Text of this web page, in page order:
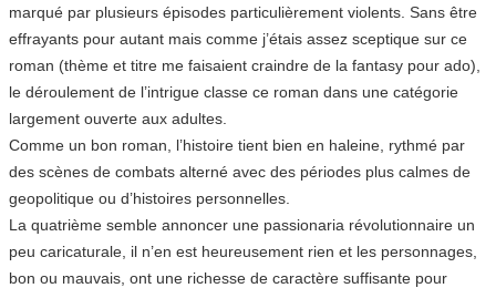
marqué par plusieurs épisodes particulièrement violents. Sans être
effrayants pour autant mais comme j’étais assez sceptique sur ce
roman (thème et titre me faisaient craindre de la fantasy pour ado),
le déroulement de l’intrigue classe ce roman dans une catégorie
largement ouverte aux adultes.
Comme un bon roman, l’histoire tient bien en haleine, rythmé par
des scènes de combats alterné avec des périodes plus calmes de
geopolitique ou d’histoires personnelles.
La quatrième semble annoncer une passionaria révolutionnaire un
peu caricaturale, il n’en est heureusement rien et les personnages,
bon ou mauvais, ont une richesse de caractère suffisante pour